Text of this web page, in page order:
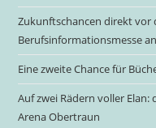
Zukunftschancen direkt vor
Berufsinformationsmesse
Eine zweite Chance für
Auf zwei Rädern voller Elan:
Arena Obertraun